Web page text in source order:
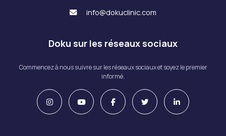
info@dokuclinic.com
Doku sur les réseaux sociaux
Commencez à nous suivre sur les réseaux sociaux et soyez le premier
informé.